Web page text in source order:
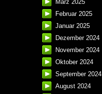
März 2025
Februar 2025
Januar 2025
Dezember 2024
November 2024
Oktober 2024
September 2024
August 2024